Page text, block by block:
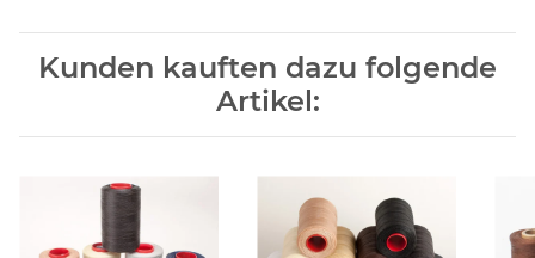
Kunden kauften dazu folgende
Artikel: